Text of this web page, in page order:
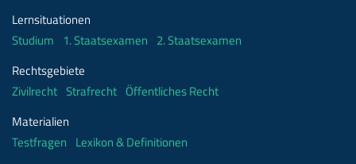
Lernsituationen
Studium 1. Staatsexamen 2. Staatsexamen
Rechtsgebiete
Zivilrecht Strafrecht Öffentliches Recht
Materialien
Testfragen Lexikon & Definitionen